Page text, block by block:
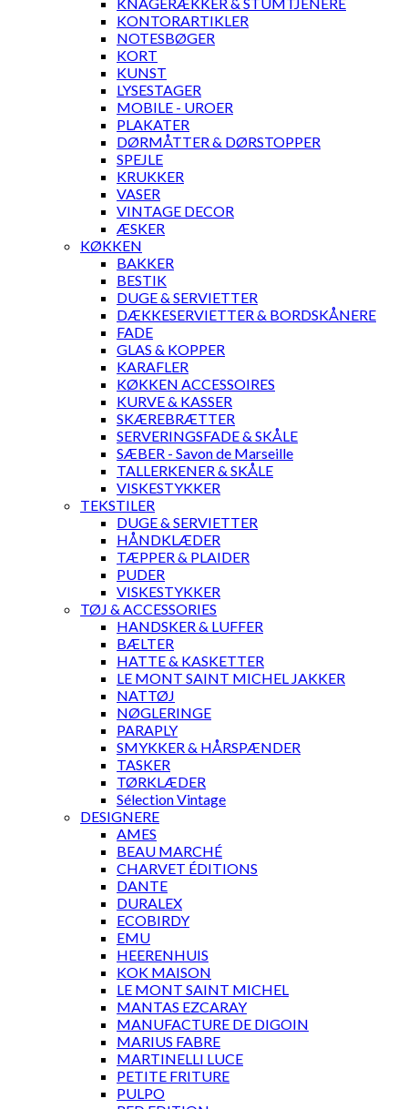
KONTORARTIKLER
NOTESBØGER
KORT
KUNST
LYSESTAGER
MOBILE - UROER
PLAKATER
DØRMÅTTER & DØRSTOPPER
SPEJLE
KRUKKER
VASER
VINTAGE DECOR
ÆSKER
KØKKEN
BAKKER
BESTIK
DUGE & SERVIETTER
DÆKKESERVIETTER & BORDSKÅNERE
FADE
GLAS & KOPPER
KARAFLER
KØKKEN ACCESSOIRES
KURVE & KASSER
SKÆREBRÆTTER
SERVERINGSFADE & SKÅLE
SÆBER - Savon de Marseille
TALLERKENER & SKÅLE
VISKESTYKKER
TEKSTILER
DUGE & SERVIETTER
HÅNDKLÆDER
TÆPPER & PLAIDER
PUDER
VISKESTYKKER
TØJ & ACCESSORIES
HANDSKER & LUFFER
BÆLTER
HATTE & KASKETTER
LE MONT SAINT MICHEL JAKKER
NATTØJ
NØGLERINGE
PARAPLY
SMYKKER & HÅRSPÆNDER
TASKER
TØRKLÆDER
Sélection Vintage
DESIGNERE
AMES
BEAU MARCHÉ
CHARVET ÉDITIONS
DANTE
DURALEX
ECOBIRDY
EMU
HEERENHUIS
KOK MAISON
LE MONT SAINT MICHEL
MANTAS EZCARAY
MANUFACTURE DE DIGOIN
MARIUS FABRE
MARTINELLI LUCE
PETITE FRITURE
PULPO